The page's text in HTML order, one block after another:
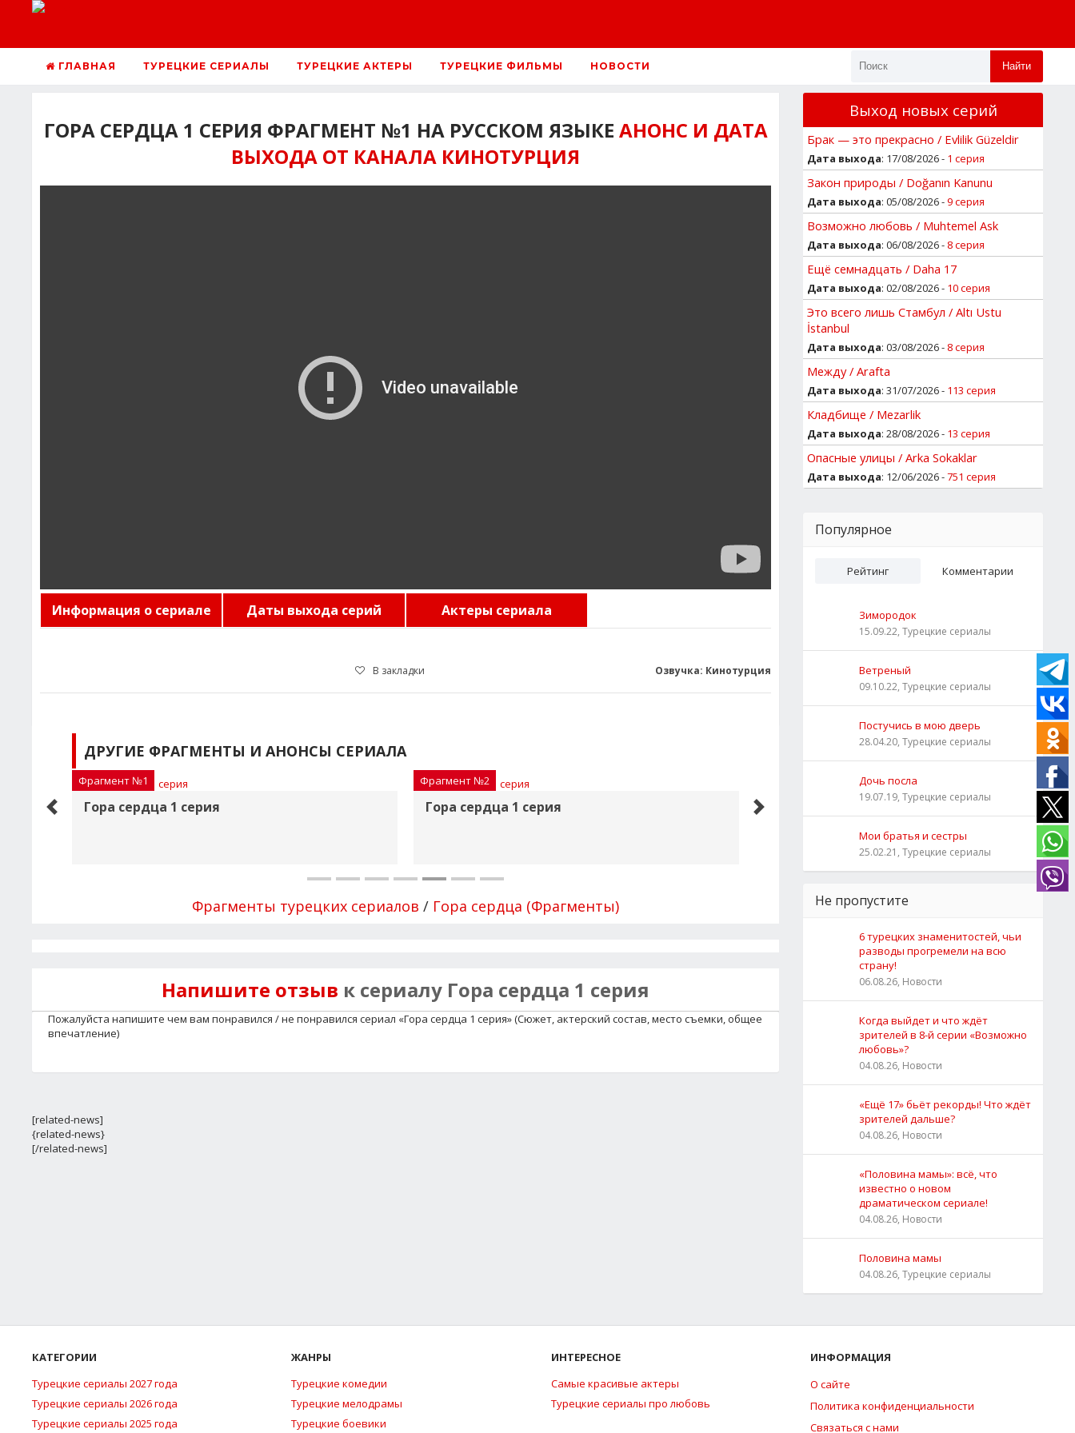
ГЛАВНАЯ ТУРЕЦКИЕ СЕРИАЛЫ ТУРЕЦКИЕ АКТЕРЫ ТУРЕЦКИЕ ФИЛЬМЫ НОВОСТИ Найти
ГОРА СЕРДЦА 1 СЕРИЯ ФРАГМЕНТ №1 НА РУССКОМ ЯЗЫКЕ АНОНС И ДАТА
ВЫХОДА ОТ КАНАЛА КИНОТУРЦИЯ
Информация о сериале Даты выхода серий Актеры сериала
В закладки Озвучка: Кинотурция
ДРУГИЕ ФРАГМЕНТЫ И АНОНСЫ СЕРИАЛА
Фрагмент №1
Гора сердца 1 серия
Фрагмент №2
Гора сердца 1 серия Гора сердца 1 серия
Фрагменты турецких сериалов / Гора сердца (Фрагменты)
Напишите отзыв к сериалу Гора сердца 1 серия
Пожалуйста напишите чем вам понравился / не понравился сериал «Гора сердца 1 серия» (Сюжет, актерский состав, место съемки, общее
впечатление)
[related-news]
{related-news}
[/related-news]
Выход новых серий
Брак — это прекрасно / Evlilik Güzeldir
Дата выхода: 17/08/2026 - 1 серия
Закон природы / Doğanın Kanunu
Дата выхода: 05/08/2026 -9 серия
Возможно любовь / Muhtemel Ask
Дата выхода: 06/08/2026 - 8 серия
Ещё семнадцать / Daha 17
Дата выхода: 02/08/2026 - 10 серия
Это всего лишь Стамбул / Altı Ustu
İstanbul
Дата выхода: 03/08/2026 - 8 серия
Между / Arafta
Дата выхода: 31/07/2026 - 113 серия
Кладбище / Mezarlik
Дата выхода: 28/08/2026 - 13 серия
Опасные улицы / Arka Sokaklar
Дата выхода: 12/06/2026 -751 серия
Популярное
Рейтинг Комментарии
Зимородок
15.09.22, Турецкие сериалы
Ветреный
09.10.22, Турецкие сериалы
Постучись в мою дверь
28.04.20, Турецкие сериалы
Дочь посла
19.07.19, Турецкие сериалы
Мои братья и сестры
25.02.21, Турецкие сериалы
Не пропустите
6 турецких знаменитостей, чьи
разводы прогремели на всю
страну!
06.08.26, Новости
Когда выйдет и что ждёт
зрителей в 8-й серии «Возможно
любовь»?
04.08.26, Новости
«Ещё 17» бьёт рекорды! Что ждёт
зрителей дальше?
04.08.26, Новости
«Половина мамы»: всё, что
известно о новом
драматическом сериале!
04.08.26, Новости
Половина мамы
04.08.26, Турецкие сериалы
КАТЕГОРИИ
Турецкие сериалы 2027 года
Турецкие сериалы 2026 года
Турецкие сериалы 2025 года
ЖАНРЫ
Турецкие комедии
Турецкие мелодрамы
Турецкие боевики
ИНТЕРЕСНОЕ
Самые красивые актеры
Турецкие сериалы про любовь
ИНФОРМАЦИЯ
О сайте
Политика конфиденциальности
Связаться с нами